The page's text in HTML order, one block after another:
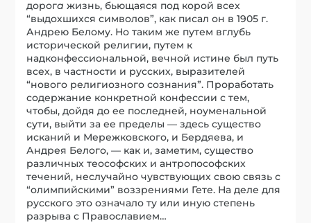
дорога жизнь, бьющаяся под корой всех
“выдохшихся символов”, как писал он в 1905 г.
Андрею Белому. Но таким же путем вглубь
исторической религии, путем к
надконфессиональной, вечной истине был путь
всех, в частности и русских, выразителей
“нового религиозного сознания”. Проработать
содержание конкретной конфессии с тем,
чтобы, дойдя до ее последней, ноуменальной
сути, выйти за ее пределы — здесь существо
исканий и Мережковского, и Бердяева, и
Андрея Белого, — как и, заметим, существо
различных теософских и антропософских
течений, неслучайно чувствующих свою связь с
“олимпийскими” воззрениями Гете. На деле для
русского это означало ту или иную степень
разрыва с Православием…